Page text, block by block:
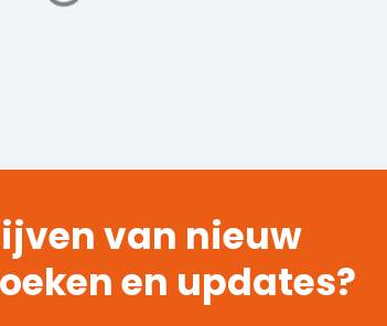
van nieuw
en updates?